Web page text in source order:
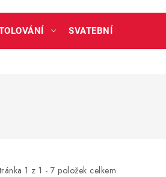
SVATEBNÍ DOPLŇKY
1 z 1 - 7 položek celkem